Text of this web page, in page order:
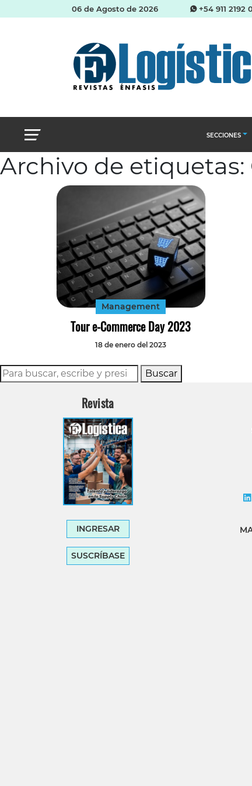
06 de Agosto de 2026 +54 911 2192
SECCIONES
Archivo de
Management
Tour e-Commerce Day 2023
18 de enero del 2023
Buscar
Revista
INGRESAR
SUSCRÍBASE